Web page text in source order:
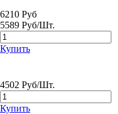
6210 Руб
5589 Руб/Шт.
Купить
4502 Руб/Шт.
Купить